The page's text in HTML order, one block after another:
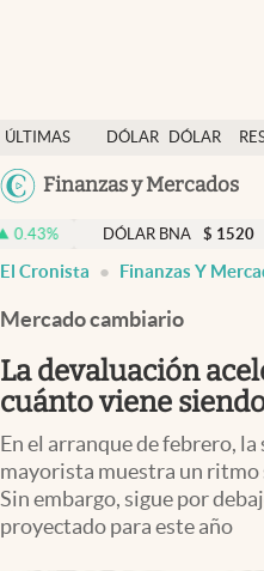
ÚLTIMAS
NOTICIAS
DÓLAR
DÓLAR
Finanzas y Mercados
Dólar
Members
Economía y Política
Finanzas y Mercados
Mercados Online
Negocios
Columnistas
Otras secciones
Apertura
DÓLAR BNA $ 1520 0.00%
El Cronista Finanzas Y
Mercado cambiario
La devaluación
cuánto viene
En el arranque de febrero,
mayorista muestra un ritmo
Sin embargo, sigue por
proyectado para este año